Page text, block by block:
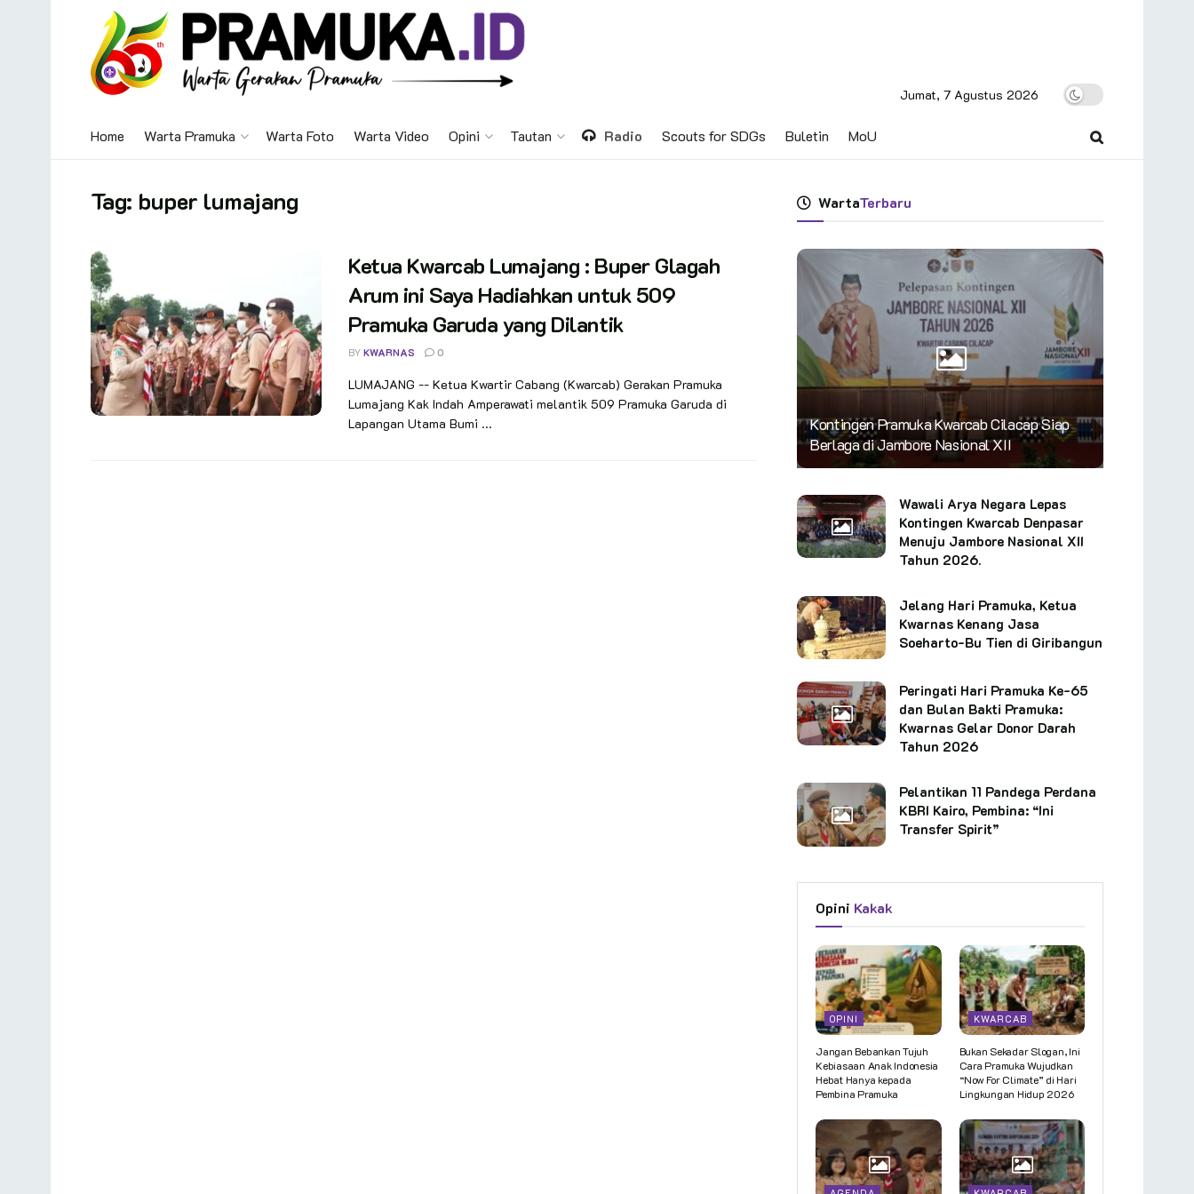
Jumat, 7 Agustus 2026
Home Warta Pramuka Warta Foto Warta Video Opini Tautan Radio Scouts for SDGs Buletin MoU
Tag: buper lumajang
Ketua Kwarcab Lumajang : Buper Glagah
Arum ini Saya Hadiahkan untuk 509
Pramuka Garuda yang Dilantik
BY KWARNAS 0
LUMAJANG -- Ketua Kwartir Cabang (Kwarcab) Gerakan Pramuka
Lumajang Kak Indah Amperawati melantik 509 Pramuka Garuda di
Lapangan Utama Bumi ...
WartaTerbaru
Kontingen Pramuka Kwarcab Cilacap Siap
Berlaga di Jambore Nasional XII
Wawali Arya Negara Lepas
Kontingen Kwarcab Denpasar
Menuju Jambore Nasional XII
Tahun 2026.
Jelang Hari Pramuka, Ketua
Kwarnas Kenang Jasa
Soeharto-Bu Tien di Giribangun
Peringati Hari Pramuka Ke-65
dan Bulan Bakti Pramuka:
Kwarnas Gelar Donor Darah
Tahun 2026
Pelantikan 11 Pandega Perdana
KBRI Kairo, Pembina: “Ini
Transfer Spirit”
Opini Kakak
OPINI
Jangan Bebankan Tujuh
Kebiasaan Anak Indonesia
Hebat Hanya kepada
Pembina Pramuka
KWARCAB
Bukan Sekadar Slogan, Ini
Cara Pramuka Wujudkan
“Now For Climate” di Hari
Lingkungan Hidup 2026